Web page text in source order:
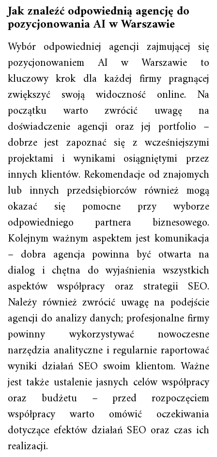
Jak znaleźć odpowiednią agencję do
pozycjonowania AI w Warszawie
Wybór odpowiedniej agencji zajmującej się
pozycjonowaniem AI w Warszawie to
kluczowy krok dla każdej firmy pragnącej
zwiększyć swoją widoczność online. Na
początku warto zwrócić uwagę na
doświadczenie agencji oraz jej portfolio –
dobrze jest zapoznać się z wcześniejszymi
projektami i wynikami osiągniętymi przez
innych klientów. Rekomendacje od znajomych
lub innych przedsiębiorców również mogą
okazać się pomocne przy wyborze
odpowiedniego partnera biznesowego.
Kolejnym ważnym aspektem jest komunikacja
– dobra agencja powinna być otwarta na
dialog i chętna do wyjaśnienia wszystkich
aspektów współpracy oraz strategii SEO.
Należy również zwrócić uwagę na podejście
agencji do analizy danych; profesjonalne firmy
powinny wykorzystywać nowoczesne
narzędzia analityczne i regularnie raportować
wyniki działań SEO swoim klientom. Ważne
jest także ustalenie jasnych celów współpracy
oraz budżetu – przed rozpoczęciem
współpracy warto omówić oczekiwania
dotyczące efektów działań SEO oraz czas ich
realizacji.